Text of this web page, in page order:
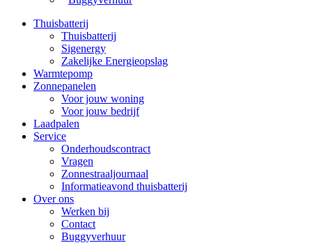
Thuisbatterij
Thuisbatterij
Sigenergy
Zakelijke Energieopslag
Warmtepomp
Zonnepanelen
Voor jouw woning
Voor jouw bedrijf
Laadpalen
Service
Onderhoudscontract
Vragen
Zonnestraaljournaal
Informatieavond thuisbatterij
Over ons
Werken bij
Contact
Buggyverhuur